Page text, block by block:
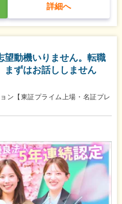
詳細へ
望動機いりません。転職
まずはお話ししません
ン【東証プライム上場・名証プレ